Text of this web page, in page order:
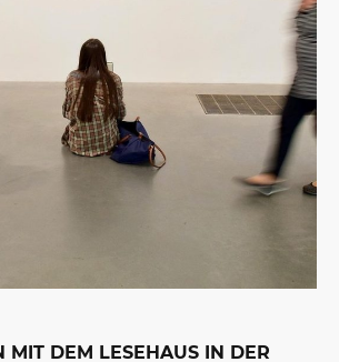
MIT DEM LESEHAUS IN DER